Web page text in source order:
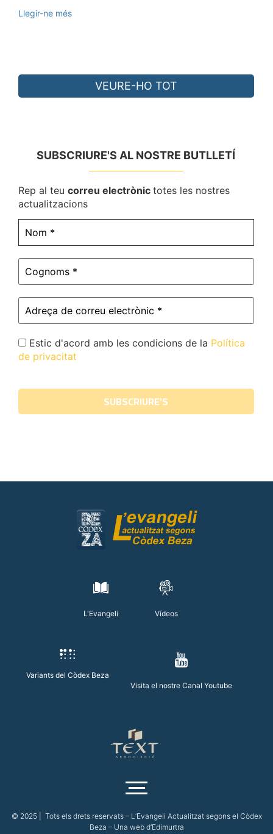
Llegir-ne més
VEURE-HO TOT
SUBSCRIURE'S AL NOSTRE BUTLLETÍ
Rep al teu correu electrònic totes les nostres
actualitzacions
Estic d'acord amb les condicions de la Política
de privacitat
L'Evangeli Vídeos
Variants del Còdex Beza
Visita el nostre Canal Youtube
© 2025 | Tots els drets reservats – L’Evangeli Actualitzat segons el Còdex
Beza – Una web d’Edimurtra